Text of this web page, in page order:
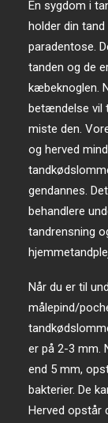
En sygdom i
holder din
paradentose.
tanden og de
kæbeknoglen.
betændelse vil
miste den.
og herved
gendannes.
behandlere
tandrensning
Når du er til
målepind/
er på 2-3 mm.
end 5 mm,
bakterier. De
Herved opstår